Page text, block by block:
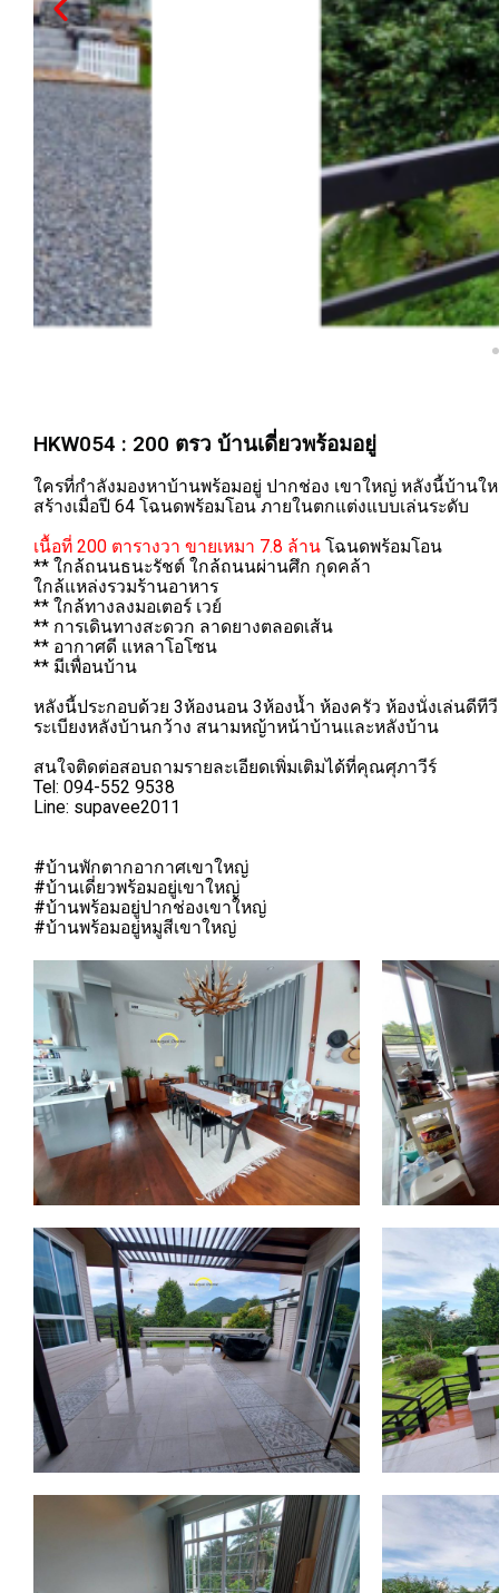
HKW054 : 200 ตรว บ้านเดี่ยวพร้อมอยู่
ใครที่กำลังมองหาบ้านพร้อมอยู่ ปากช่อง เขาใหญ่ หลังนี้บ้านใ
สร้างเมื่อปี 64 โฉนดพร้อมโอน ภายในตกแต่งแบบเล่นระดับ
เนื้อที่ 200 ตารางวา ขายเหมา 7.8 ล้าน โฉนดพร้อมโอน
** ใกล้ถนนธนะรัชต์ ใกล้ถนนผ่านศึก กุดคล้า
ใกล้แหล่งรวมร้านอาหาร
** ใกล้ทางลงมอเตอร์ เวย์
** การเดินทางสะดวก ลาดยางตลอดเส้น
** อากาศดี แหลาโอโซน
** มีเพื่อนบ้าน
หลังนี้ประกอบด้วย 3ห้องนอน 3ห้องน้ำ ห้องครัว ห้องนั่งเล่นดีทีวี
ระเบียงหลังบ้านกว้าง สนามหญ้าหน้าบ้านและหลังบ้าน
สนใจติดต่อสอบถามรายละเอียดเพิ่มเติมได้ที่คุณศุภาวีร์
Tel: 094-552 9538
Line: supavee2011
#บ้านพักตากอากาศเขาใหญ่
#บ้านเดี่ยวพร้อมอยู่เขาใหญ่
#บ้านพร้อมอยู่ปากช่องเขาใหญ่
#บ้านพร้อมอยู่หมูสีเขาใหญ่